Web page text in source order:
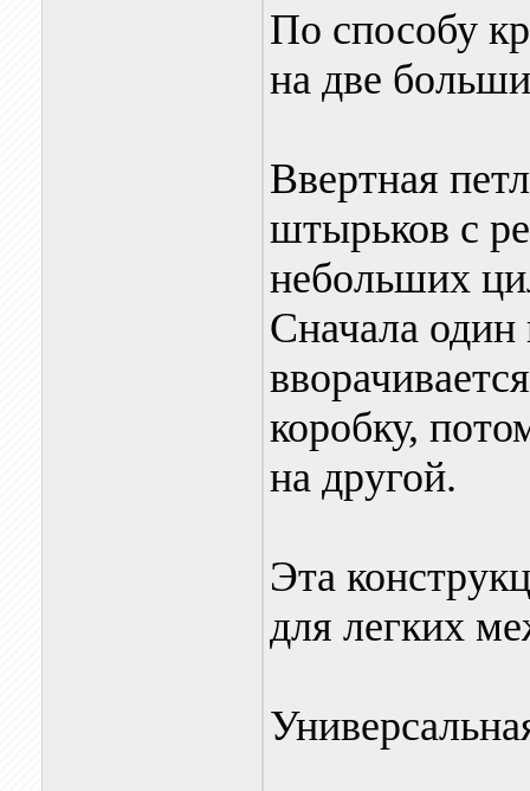
По способу
на две
Ввертная
штырьков с
небольших
Сначала один
коробку,
на другой.
Эта
для легких